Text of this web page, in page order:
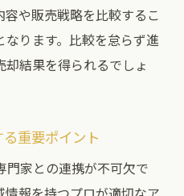
や販売戦略を比較するこ
ります。比較を怠らず進
結果を得られるでしょ
重要ポイント
門家との連携が不可欠で